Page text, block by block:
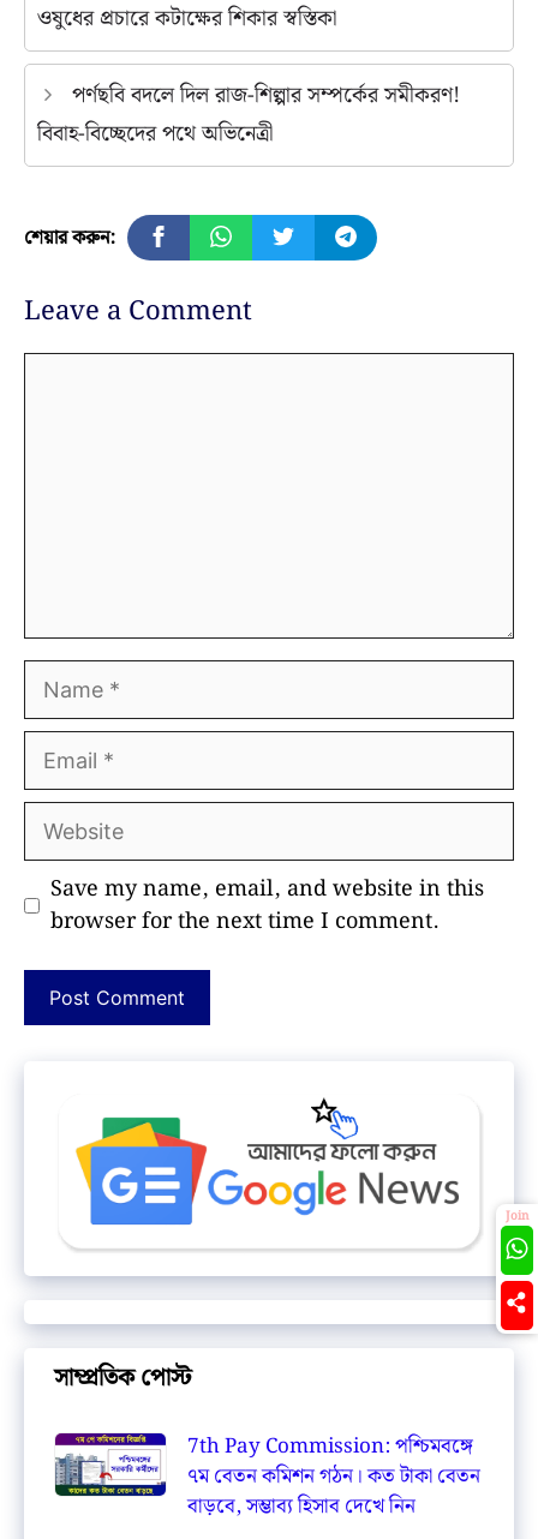
ওষুধের প্রচারে কটাক্ষের শিকার স্বস্তিকা
পর্ণছবি বদলে দিল রাজ-শিল্পার সম্পর্কের সমীকরণ!
বিবাহ-বিচ্ছেদের পথে অভিনেত্রী
শেয়ার করুন:
Leave a Comment
Name
Email
Website
Save my name, email, and website in this
browser for the next time I comment.
সাম্প্রতিক পোস্ট
7th Pay Commission: পশ্চিমবঙ্গে
৭ম বেতন কমিশন গঠন। কত টাকা বেতন
বাড়বে, সম্ভাব্য হিসাব দেখে নিন
Join